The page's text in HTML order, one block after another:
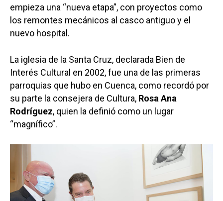
empieza una “nueva etapa”, con proyectos como
los remontes mecánicos al casco antiguo y el
nuevo hospital.
La iglesia de la Santa Cruz, declarada Bien de
Interés Cultural en 2002, fue una de las primeras
parroquias que hubo en Cuenca, como recordó por
su parte la consejera de Cultura, Rosa Ana
Rodríguez, quien la definió como un lugar
“magnífico”.